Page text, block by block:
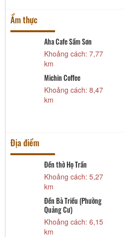
Ẩm thực
Aha Cafe Sầm Sơn
Khoảng cách: 7,77
km
Michin Coffee
Khoảng cách: 8,47
km
Địa điểm
Đền thờ Họ Trần
Khoảng cách: 5,27
km
Đền Bà Triều (Phường
Quảng Cư)
Khoảng cách: 6,15
km